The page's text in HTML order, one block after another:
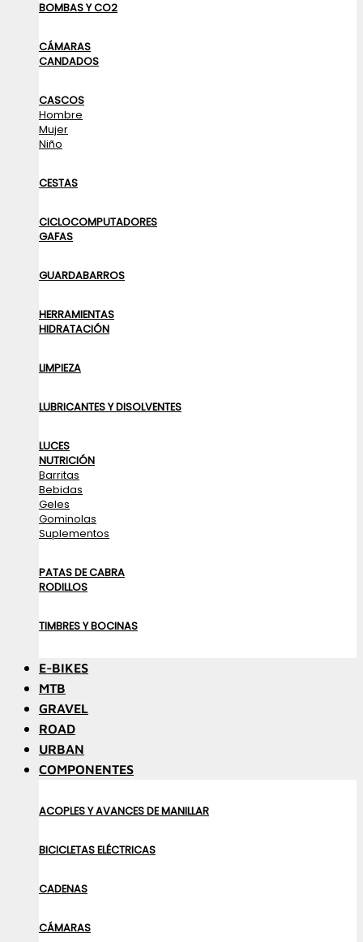
BOMBAS Y CO2
CÁMARAS
CANDADOS
CASCOS
Hombre
Mujer
Niño
CESTAS
CICLOCOMPUTADORES
GAFAS
GUARDABARROS
HERRAMIENTAS
HIDRATACIÓN
LIMPIEZA
LUBRICANTES Y DISOLVENTES
LUCES
NUTRICIÓN
Barritas
Bebidas
Geles
Gominolas
Suplementos
PATAS DE CABRA
RODILLOS
TIMBRES Y BOCINAS
E-BIKES
MTB
GRAVEL
ROAD
URBAN
COMPONENTES
ACOPLES Y AVANCES DE MANILLAR
BICICLETAS ELÉCTRICAS
CADENAS
CÁMARAS